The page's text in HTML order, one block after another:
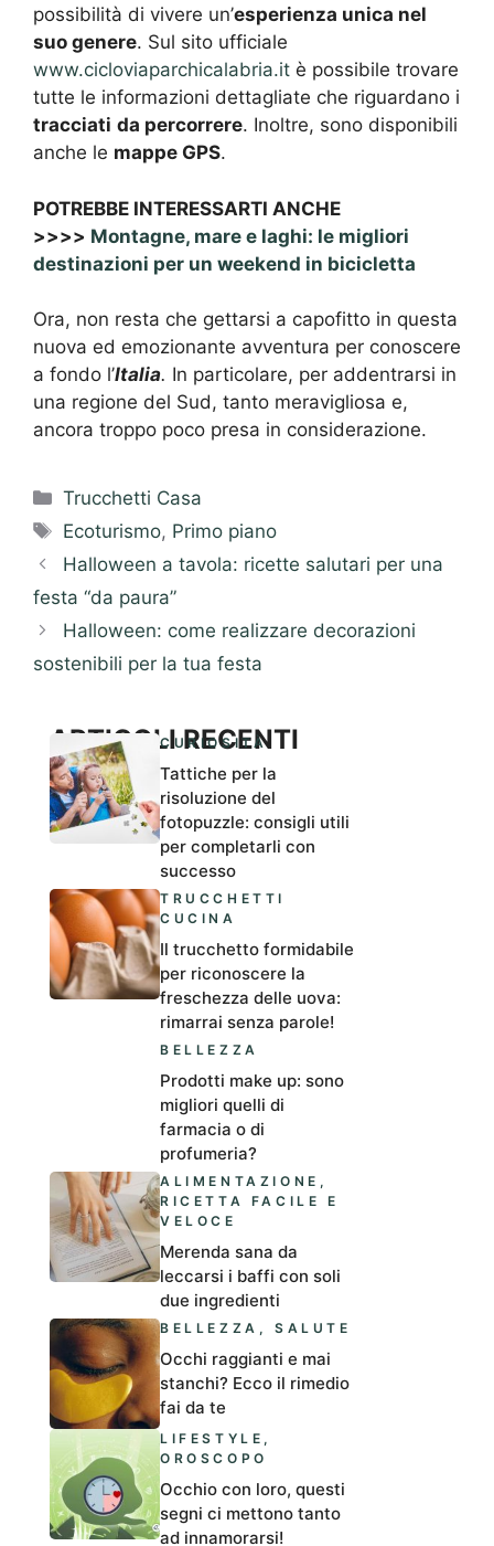
possibilità di vivere un’esperienza unica nel
suo genere. Sul sito ufficiale
www.cicloviaparchicalabria.it è possibile trovare
tutte le informazioni dettagliate che riguardano i
tracciati da percorrere. Inoltre, sono disponibili
anche le mappe GPS.
POTREBBE INTERESSARTI ANCHE
>>>> Montagne, mare e laghi: le migliori
destinazioni per un weekend in bicicletta
Ora, non resta che gettarsi a capofitto in questa
nuova ed emozionante avventura per conoscere
a fondo l’Italia. In particolare, per addentrarsi in
una regione del Sud, tanto meravigliosa e,
ancora troppo poco presa in considerazione.
Categorie
Trucchetti Casa
Tag
Ecoturismo, Primo piano
Halloween a tavola: ricette salutari per una
festa “da paura”
Halloween: come realizzare decorazioni
sostenibili per la tua festa
ARTICOLI RECENTI
CURIOSITÀ
Tattiche per la
risoluzione del
fotopuzzle: consigli utili
per completarli con
successo
TRUCCHETTI
CUCINA
Il trucchetto formidabile
per riconoscere la
freschezza delle uova:
rimarrai senza parole!
BELLEZZA
Prodotti make up: sono
migliori quelli di
farmacia o di
profumeria?
ALIMENTAZIONE ,
RICETTA FACILE E
VELOCE
Merenda sana da
leccarsi i baffi con soli
due ingredienti
BELLEZZA ,SALUTE
Occhi raggianti e mai
stanchi? Ecco il rimedio
fai da te
LIFESTYLE ,
OROSCOPO
Occhio con loro, questi
segni ci mettono tanto
ad innamorarsi!